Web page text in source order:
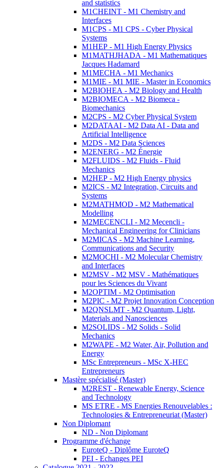
and statistics
M1CHEINT - M1 Chemistry and
Interfaces
M1CPS - M1 CPS - Cyber Physical
Systems
M1HEP - M1 High Energy Physics
M1MATHJHADA - M1 Mathematiques
Jacques Hadamard
M1MECHA - M1 Mechanics
M1MIE - M1 MIE - Master in Economics
M2BIOHEA - M2 Biology and Health
M2BIOMECA - M2 Biomeca -
Biomechanics
M2CPS - M2 Cyber Physical System
M2DATAAI - M2 Data AI - Data and
Artificial Intelligence
M2DS - M2 Data Sciences
M2ENERG - M2 Énergie
M2FLUIDS - M2 Fluids - Fluid
Mechanics
M2HEP - M2 High Energy physics
M2ICS - M2 Integration, Circuits and
Systems
M2MATHMOD - M2 Mathematical
Modelling
M2MECENCLI - M2 Mecencli -
Mechanical Engineering for Clinicians
M2MICAS - M2 Machine Learning,
Communications and Security
M2MOCHI - M2 Molecular Chemistry
and Interfaces
M2MSV - M2 MSV - Mathématiques
pour les Sciences du Vivant
M2OPTIM - M2 Optimisation
M2PIC - M2 Projet Innovation Conception
M2QNSLMT - M2 Quantum, Light,
Materials and Nanosciences
M2SOLIDS - M2 Solids - Solid
Mechanics
M2WAPE - M2 Water, Air, Pollution and
Energy
MSc Entrepreneurs - MSc X-HEC
Entrepreneurs
Mastère spécialisé (Master)
M2REST - Renewable Energy, Science
and Technology
MS ETRE - MS Energies Renouvelables :
Technologies & Entrepreneuriat (Master)
Non Diplomant
ND - Non Diplomant
Programme d'échange
EuroteQ - Diplôme EuroteQ
PEI - Echanges PEI